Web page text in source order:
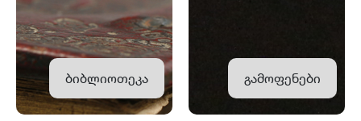
ბიბლიოთეკა გამოფენები